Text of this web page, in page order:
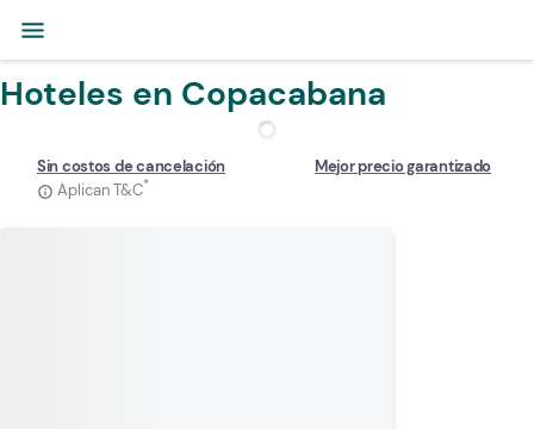
menu
Hoteles en Copacabana
Sin costos de cancelación
info_outline Aplican T&C*
Mejor precio garantizado